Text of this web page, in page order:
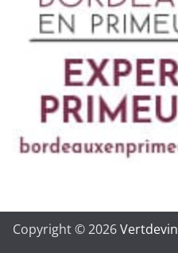
Copyright © 2026Vertdevin